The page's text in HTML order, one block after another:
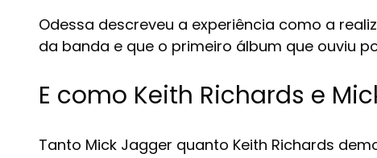
Odessa descreveu a experiência como a
da banda e que o primeiro álbum que ouviu
E como Keith Richards e
Tanto Mick Jagger quanto Keith Richards